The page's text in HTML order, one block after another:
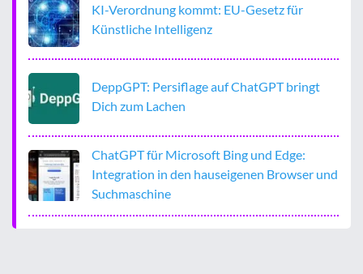
KI-Verordnung kommt: EU-Gesetz für
Künstliche Intelligenz
DeppGPT: Persiflage auf ChatGPT bringt
Dich zum Lachen
ChatGPT für Microsoft Bing und Edge:
Integration in den hauseigenen Browser und
Suchmaschine